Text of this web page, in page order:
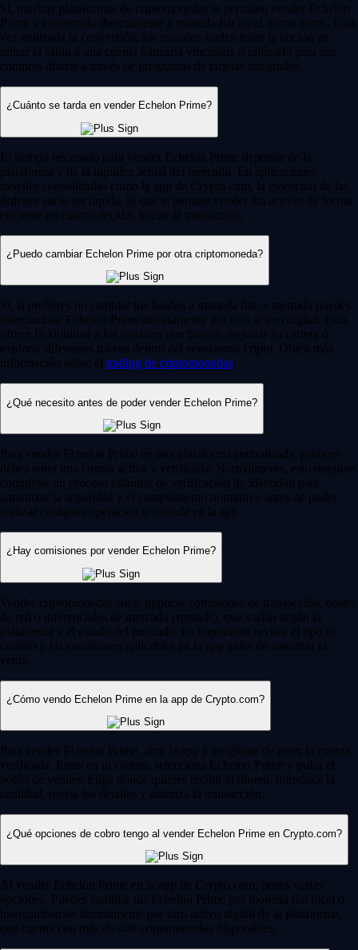
Sí, muchas plataformas de criptomonedas te permiten vender Echelon
Prime y convertirlo directamente a moneda fiat local, como euros. Una
vez realizada la conversión, los usuarios suelen tener la opción de
retirar el saldo a una cuenta bancaria vinculada o utilizarlo para sus
compras diarias a través de programas de tarjetas integrados.
¿Cuánto se tarda en vender Echelon Prime?
El tiempo necesario para vender Echelon Prime depende de la
plataforma y de la liquidez actual del mercado. En aplicaciones
móviles consolidadas como la app de Crypto.com, la ejecución de las
órdenes suele ser rápida, lo que te permite vender tus activos de forma
eficiente en cuanto decidas iniciar la transacción.
¿Puedo cambiar Echelon Prime por otra criptomoneda?
Sí, si prefieres no cambiar tus fondos a moneda fiat, a menudo puedes
intercambiar Echelon Prime directamente por otro activo digital. Esto
ofrece flexibilidad a los usuarios que buscan reajustar su cartera o
explorar diferentes tokens dentro del ecosistema cripto. Obtén más
información sobre el trading de criptomonedas
¿Qué necesito antes de poder vender Echelon Prime?
Para vender Echelon Prime en una plataforma centralizada, primero
debes tener una cuenta activa y verificada. Normalmente, esto requiere
completar un proceso estándar de verificación de identidad para
garantizar la seguridad y el cumplimiento normativo antes de poder
realizar cualquier operación o retirada en la app.
¿Hay comisiones por vender Echelon Prime?
Vender criptomonedas suele implicar comisiones de transacción, costes
de red o diferenciales de mercado (spreads), que varían según la
plataforma y el estado del mercado. Es importante revisar el tipo de
cambio y las comisiones aplicables en la app antes de autorizar la
venta.
¿Cómo vendo Echelon Prime en la app de Crypto.com?
Para vender Echelon Prime, abre la app y asegúrate de tener la cuenta
verificada. Entra en tu cartera, selecciona Echelon Prime y pulsa el
botón de vender. Elige dónde quieres recibir el dinero, introduce la
cantidad, revisa los detalles y autoriza la transacción.
¿Qué opciones de cobro tengo al vender Echelon Prime en Crypto.com?
Al vender Echelon Prime en la app de Crypto.com, tienes varias
opciones. Puedes cambiar tus Echelon Prime por moneda fiat local o
intercambiarlos directamente por otro activo digital de la plataforma,
que cuenta con más de 400 criptomonedas disponibles.